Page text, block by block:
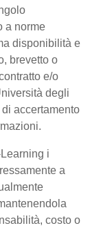
a norme
disponibilità e
brevetto o
e/o
degli
accertamento
i
a
costo o